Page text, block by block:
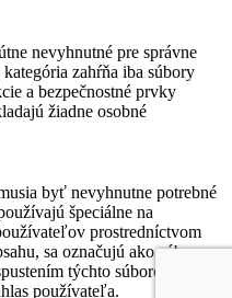
nevyhnutné pre správne
zahŕňa iba súbory
a bezpečnostné prvky
žiadne osobné
byť nevyhnutne potrebné
špeciálne na
prostredníctvom
sa označujú ako súbory
týchto súborov cookie
používateľa.